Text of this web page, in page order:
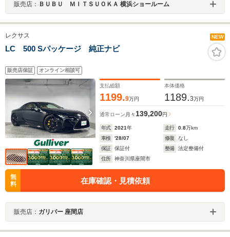
販売店： ＢＵＢＵ ＭＩＴＳＵＯＫＡ 横浜ショールーム
レクサス NEW
LC 500 Sパッケージ 純正ナビ
販売店保証 オンライン相談可
支払総額
1199.9万円
本体価格
1189.3万円
通常ローン 月々139,200円
年式 2021年 走行 0.8万km
車検
'28/07 修復
なし
保証
保証付 整備
法定整備付
住所
神奈川県座間市
無
料
在庫確認・見積依頼
販売店： ガリバー 座間店